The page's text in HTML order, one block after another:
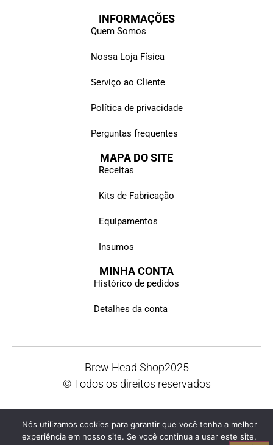
INFORMAÇÕES
Quem Somos
Nossa Loja Física
Serviço ao Cliente
Política de privacidade
Perguntas frequentes
MAPA DO SITE
Receitas
Kits de Fabricação
Equipamentos
Insumos
MINHA CONTA
Histórico de pedidos
Detalhes da conta
Brew Head Shop2025
© Todos os direitos reservados
Nós utilizamos cookies para garantir que você tenha a melhor
experiência em nosso site. Se você continua a usar este site,